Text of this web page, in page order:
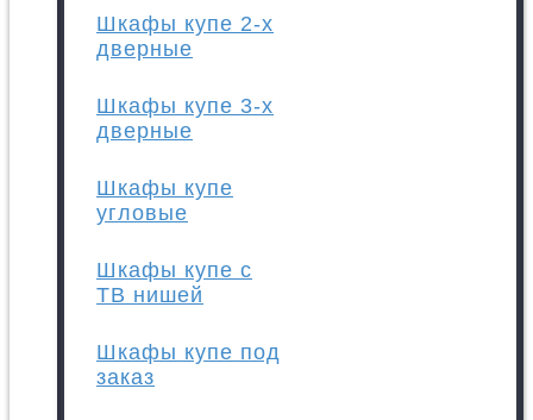
Шкафы купе 2-х
дверные
Шкафы купе 3-х
дверные
Шкафы купе
угловые
Шкафы купе с
ТВ нишей
Шкафы купе под
заказ